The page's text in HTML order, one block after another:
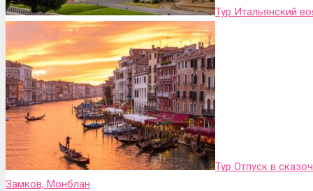
Тур Итальянский
Тур Отпуск в
Замков, Монблан